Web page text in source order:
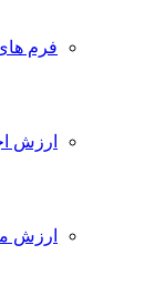
فرم
ارزش
ارزش